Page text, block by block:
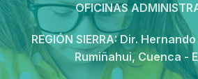
OFICINAS
REGIÓN SIERRA:Dir.
Rumiñahui, Cuenca -